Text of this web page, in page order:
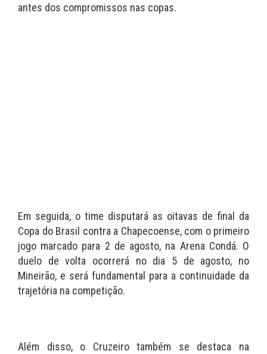
antes dos compromissos nas copas.
Em seguida, o time disputará as oitavas de final da
Copa do Brasil contra a Chapecoense, com o primeiro
jogo marcado para 2 de agosto, na Arena Condá. O
duelo de volta ocorrerá no dia 5 de agosto, no
Mineirão, e será fundamental para a continuidade da
trajetória na competição.
Além disso, o Cruzeiro também se destaca na